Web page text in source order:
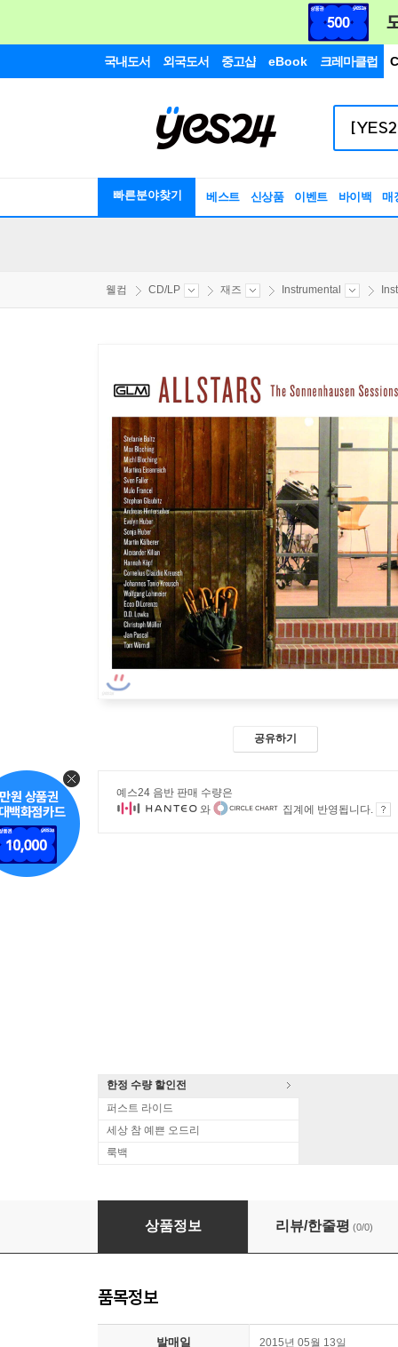
국내도서 외국도서 중고샵 eBook 크레마클럽
빠른분야찾기 베스트 신상품 이벤트 바이백 매
웰컴 CD/LP 재즈 Instrumental
공유하기
예스24 음반 판매 수량은
와
집계에 반영됩니다.
한정 수량 할인전
퍼스트 라이드
세상 참 예쁜 오드리
룩백
GLM Allstars (GLM 올스타즈) - The
상품정보 리뷰/한줄평 (0/0)
품목정보
발매일 2015년 05월 13일